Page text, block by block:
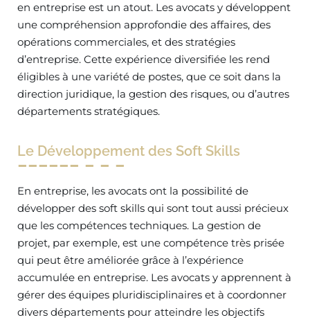
en entreprise est un atout. Les avocats y développent
une compréhension approfondie des affaires, des
opérations commerciales, et des stratégies
d’entreprise. Cette expérience diversifiée les rend
éligibles à une variété de postes, que ce soit dans la
direction juridique, la gestion des risques, ou d’autres
départements stratégiques.
Le Développement des Soft Skills
En entreprise, les avocats ont la possibilité de
développer des soft skills qui sont tout aussi précieux
que les compétences techniques. La gestion de
projet, par exemple, est une compétence très prisée
qui peut être améliorée grâce à l’expérience
accumulée en entreprise. Les avocats y apprennent à
gérer des équipes pluridisciplinaires et à coordonner
divers départements pour atteindre les objectifs